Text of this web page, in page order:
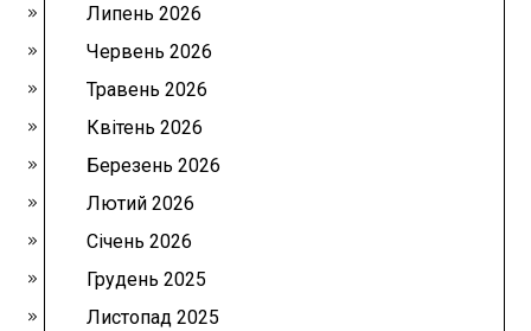
Липень 2026
Червень 2026
Травень 2026
Квітень 2026
Березень 2026
Лютий 2026
Січень 2026
Грудень 2025
Листопад 2025